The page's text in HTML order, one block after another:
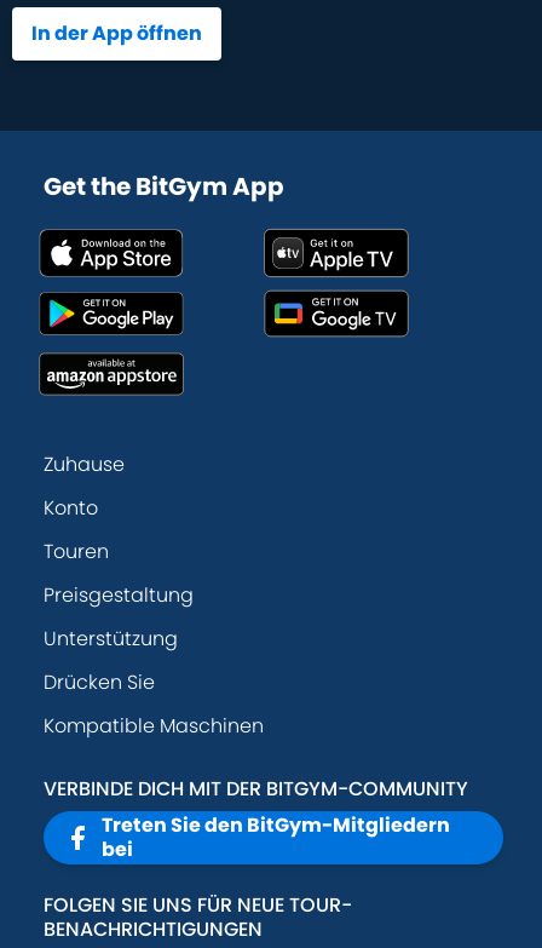
In der App öffnen
Get the BitGym App
Zuhause
Konto
Touren
Preisgestaltung
Unterstützung
Drücken Sie
Kompatible Maschinen
VERBINDE DICH MIT DER BITGYM-COMMUNITY
Treten Sie den BitGym-Mitgliedern
bei
FOLGEN SIE UNS FÜR NEUE TOUR-
BENACHRICHTIGUNGEN